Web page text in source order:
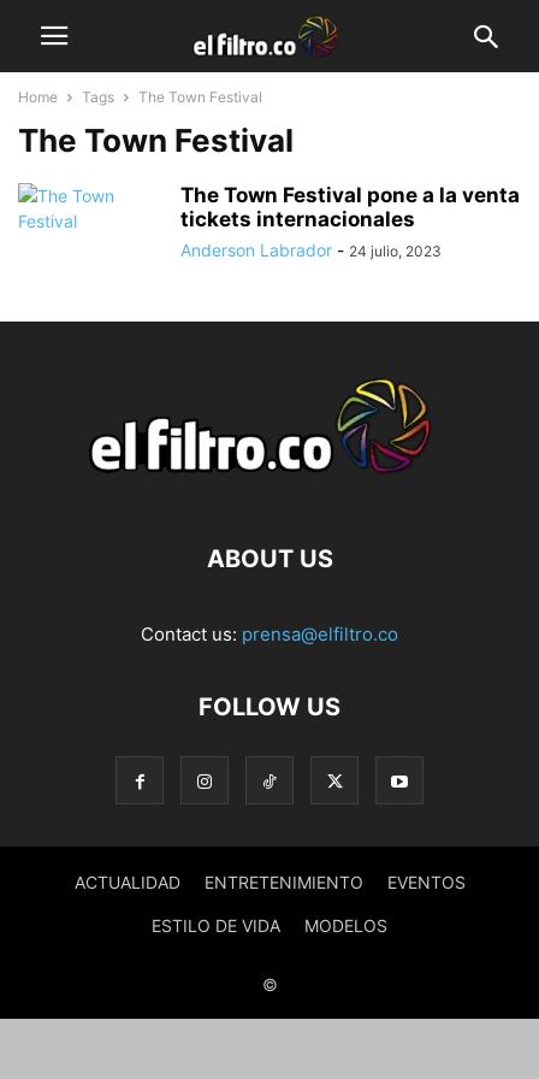
Home Tags The Town Festival
The Town Festival
The Town Festival pone a la venta
tickets internacionales
Anderson Labrador - 24 julio, 2023
ABOUT US
Contact us: prensa@elfiltro.co
FOLLOW US
ACTUALIDAD ENTRETENIMIENTO EVENTOS
ESTILO DE VIDA MODELOS
©